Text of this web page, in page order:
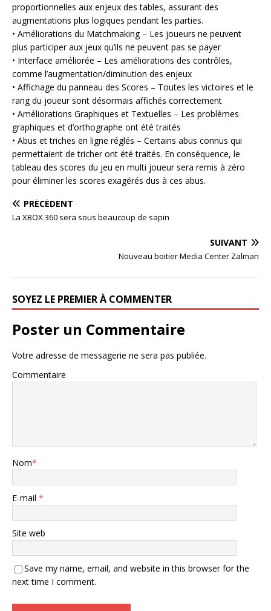
proportionnelles aux enjeux des tables, assurant des
augmentations plus logiques pendant les parties.
• Améliorations du Matchmaking – Les joueurs ne peuvent
plus participer aux jeux qu’ils ne peuvent pas se payer
• Interface améliorée – Les améliorations des contrôles,
comme l’augmentation/diminution des enjeux
• Affichage du panneau des Scores – Toutes les victoires et le
rang du joueur sont désormais affichés correctement
• Améliorations Graphiques et Textuelles – Les problèmes
graphiques et d’orthographe ont été traités
• Abus et triches en ligne réglés – Certains abus connus qui
permettaient de tricher ont été traités. En conséquence, le
tableau des scores du jeu en multi joueur sera remis à zéro
pour éliminer les scores exagérés dus à ces abus.
PRÉCÉDENT
La XBOX 360 sera sous beaucoup de sapin
SUIVANT
Nouveau boitier Media Center Zalman
SOYEZ LE PREMIER À COMMENTER
Poster un Commentaire
Votre adresse de messagerie ne sera pas publiée.
Commentaire
Nom*
E-mail *
Site web
Save my name, email, and website in this browser for the
next time I comment.